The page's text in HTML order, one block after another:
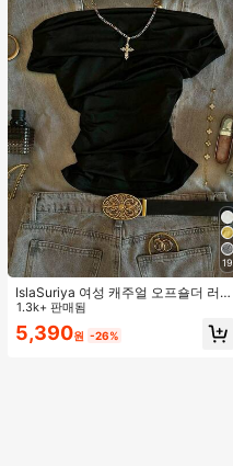
19
IslaSuriya 여성 캐주얼 오프숄더 러치
핏 솔리드 블랙 티셔츠, 데일리 출퇴
근, 여름에 적합
1.3k+ 판매됨
5,390원 -26%